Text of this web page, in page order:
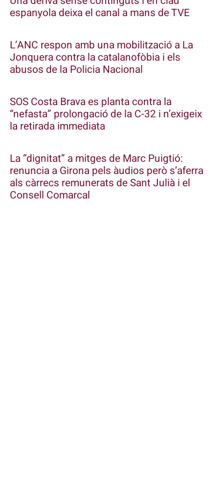
espanyola deixa el canal a mans de TVE
L’ANC respon amb una mobilització a La
Jonquera contra la catalanofòbia i els
abusos de la Policia Nacional
SOS Costa Brava es planta contra la
“nefasta” prolongació de la C-32 i n’exigeix
la retirada immediata
La “dignitat” a mitges de Marc Puigtió:
renuncia a Girona pels àudios però s’aferra
als càrrecs remunerats de Sant Julià i el
Consell Comarcal